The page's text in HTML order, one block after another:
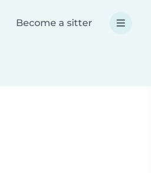
Become a sitter